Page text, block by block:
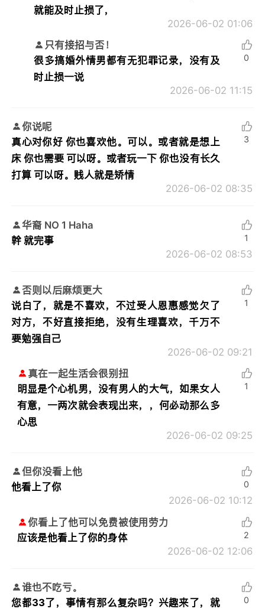
就能及时止损了，
2026-06-02 01:06
只有接招与否！
很多搞婚外情男都有无犯罪记录，没有及
时止损一说
2026-06-02 11:15
0
你说呢
真心对你好 你也喜欢他。可以。或者就是想上
床 你也需要 可以呀。或者玩一下 你也没有长久
打算 可以呀。贱人就是矫情
2026-06-02 08:35
3
华裔 NO 1 Haha
幹 就完事
2026-06-02 08:53
1
否则以后麻烦更大
说白了，就是不喜欢，不过受人恩惠感觉欠了
对方，不好直接拒绝，没有生理喜欢，千万不
要勉强自己
2026-06-02 09:21
1
真在一起生活会很别扭
明显是个心机男，没有男人的大气，如果女人
有意，一两次就会表现出来，，何必动那么多
心思
2026-06-02 09:25
1
但你没看上他
他看上了你
2026-06-02 10:12
0
你看上了他可以免费被使用劳力
应该是他看上了你的身体
2026-06-02 12:06
2
谁也不吃亏。
您都33了，事情有那么复杂吗？兴趣来了，就
0